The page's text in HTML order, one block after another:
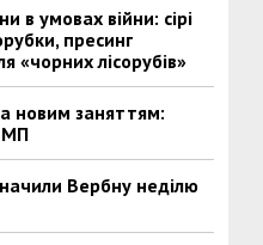
в умовах війни: сірі
пресинг
«чорних лісорубів»
новим заняттям:
МП
Вербну неділю